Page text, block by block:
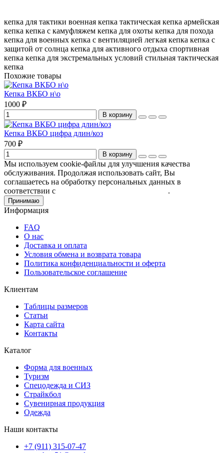
кепка для тактики военная кепка тактическая кепка армейская
кепка кепка с камуфляжем кепка для охоты кепка для похода
кепка для военных кепка с вентиляцией легкая кепка кепка с
защитой от солнца кепка для активного отдыха спортивная
кепка кепка для экстремальных условий стильная тактическая
кепка
Похожие товары
Кепка ВКБО н\о
1000 ₽
В корзину
Кепка ВКБО цифра длин/коз
700 ₽
В корзину
Мы используем cookie-файлы для улучшения качества
обслуживания. Продолжая использовать сайт, Вы
соглашаетесь на обработку персональных данных в
соответствии с
.
Принимаю
Информация
FAQ
О нас
Доставка и оплата
Условия обмена и возврата товара
Политика конфиденциальности и оферта
Пользовательское соглашение
Клиентам
Таблицы размеров
Статьи
Карта сайта
Контакты
Каталог
Форма для военных
Туризм
Спецодежда и СИЗ
Страйкбол
Сувенирная продукция
Одежда
Наши контакты
+7 (911) 315-07-47